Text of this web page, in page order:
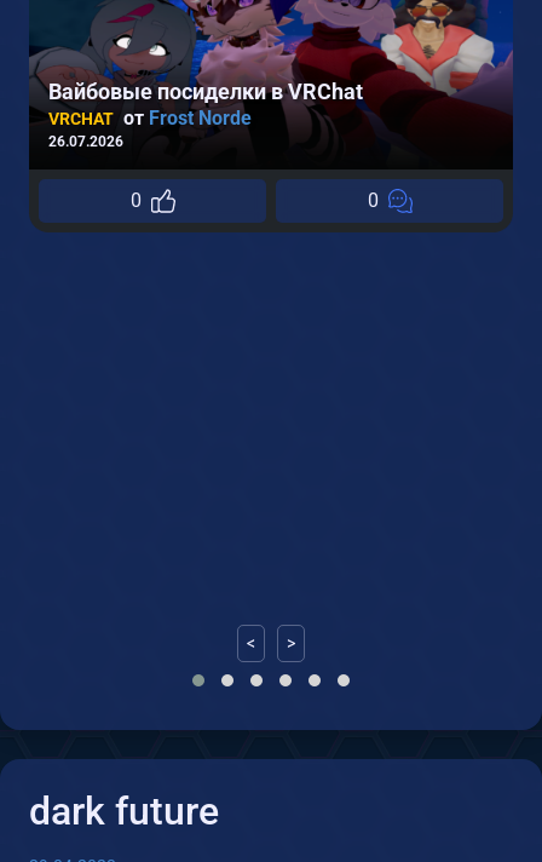
Вайбовые посиделки в VRChat
VRCHAT от Frost Norde
26.07.2026
0 0
< >
dark future